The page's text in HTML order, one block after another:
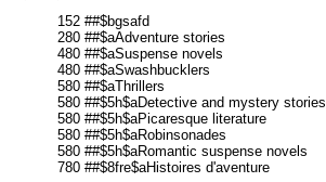
152 ##$bgsafd
280 ##$aAdventure stories
480 ##$aSuspense novels
480 ##$aSwashbucklers
580 ##$aThrillers
580 ##$5h$aDetective and mystery stories
580 ##$5h$aPicaresque literature
580 ##$5h$aRobinsonades
580 ##$5h$aRomantic suspense novels
780 ##$8fre$aHistoires d'aventure